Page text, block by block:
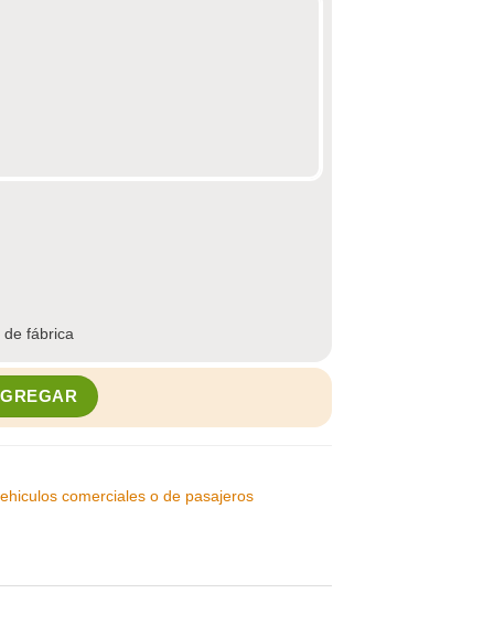
de fábrica
195R15C 106/104R 8PR FSR-102 cantidad
comerciales o de pasajeros